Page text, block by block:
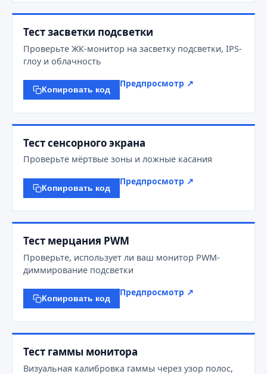
Тест засветки подсветки
Проверьте ЖК-монитор на засветку подсветки, IPS-
глоу и облачность
Копировать код
Предпросмотр ↗
Тест сенсорного экрана
Проверьте мёртвые зоны и ложные касания
Копировать код
Предпросмотр ↗
Тест мерцания PWM
Проверьте, использует ли ваш монитор PWM-
диммирование подсветки
Копировать код
Предпросмотр ↗
Тест гаммы монитора
Визуальная калибровка гаммы через узор полос,